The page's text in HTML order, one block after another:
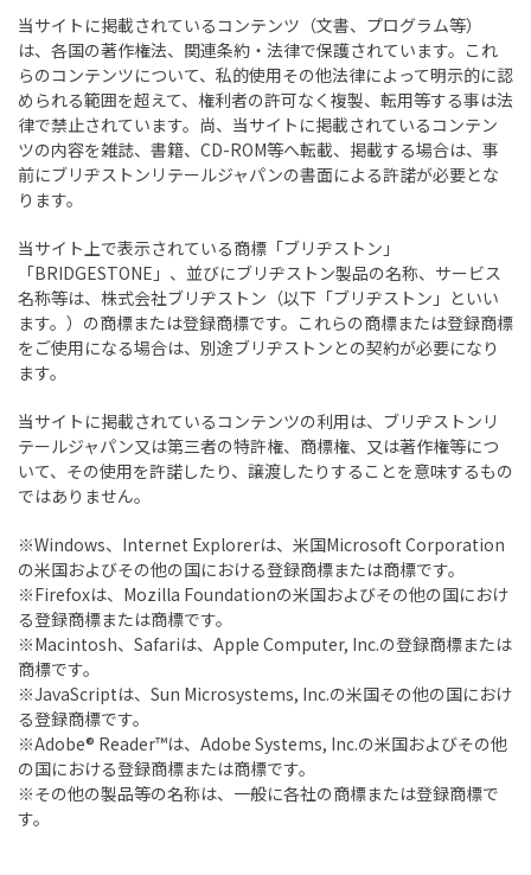
当サイトに掲載されているコンテンツ（文書、プログラム等）
は、各国の著作権法、関連条約・法律で保護されています。これ
らのコンテンツについて、私的使用その他法律によって明示的に認
められる範囲を超えて、権利者の許可なく複製、転用等する事は法
律で禁止されています。尚、当サイトに掲載されているコンテン
ツの内容を雑誌、書籍、CD-ROM等へ転載、掲載する場合は、事
前にブリヂストンリテールジャパンの書面による許諾が必要とな
ります。
当サイト上で表示されている商標「ブリヂストン」
「BRIDGESTONE」、並びにブリヂストン製品の名称、サービス
名称等は、株式会社ブリヂストン（以下「ブリヂストン」といい
ます。）の商標または登録商標です。これらの商標または登録商標
をご使用になる場合は、別途ブリヂストンとの契約が必要になり
ます。
当サイトに掲載されているコンテンツの利用は、ブリヂストンリ
テールジャパン又は第三者の特許権、商標権、又は著作権等につ
いて、その使用を許諾したり、譲渡したりすることを意味するもの
ではありません。
※Windows、Internet Explorerは、米国Microsoft Corporation
の米国およびその他の国における登録商標または商標です。
※Firefoxは、Mozilla Foundationの米国およびその他の国におけ
る登録商標または商標です。
※Macintosh、Safariは、Apple Computer, Inc.の登録商標または
商標です。
※JavaScriptは、Sun Microsystems, Inc.の米国その他の国におけ
る登録商標です。
※Adobe® Reader™は、Adobe Systems, Inc.の米国およびその他
の国における登録商標または商標です。
※その他の製品等の名称は、一般に各社の商標または登録商標で
す。